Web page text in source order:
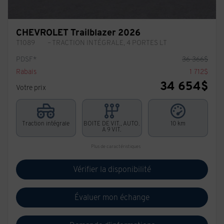
CHEVROLET Trailblazer 2026
T1089
– TRACTION INTÉGRALE, 4 PORTES LT
PDSF*
36 366$
Rabais
1 712$
Votre prix
34 654$
Traction intégrale
BOITE DE VIT., AUTO.
A 9 VIT.
10 km
Plus de caractéristiques
Vérifier la disponibilité
Évaluer mon échange